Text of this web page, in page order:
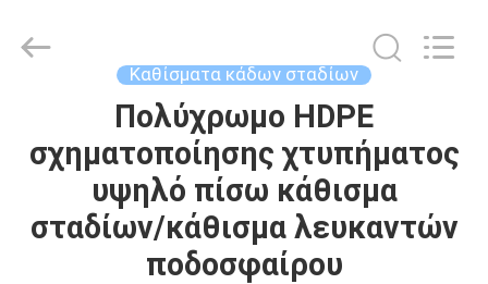
ΠΡΟΪΌΝΤΑ
Commercial
Co.,Ltd.
Καθίσματα κάδων σταδίων
Πολύχρωμο HDPE
σχηματοποίησης χτυπήματος
υψηλό πίσω κάθισμα
σταδίων/κάθισμα λευκαντών
ποδοσφαίρου